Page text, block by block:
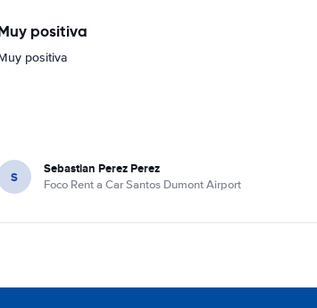
positiva
positiva
S Sebastian Perez Perez
Foco Rent a Car Santos Dumont Airport